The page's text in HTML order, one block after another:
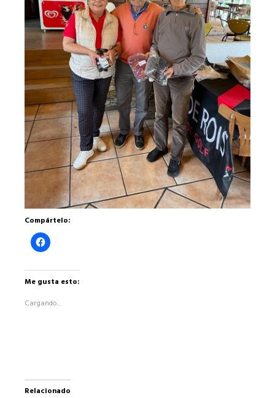
Compártelo:
Haz
clic
en
Facebook
en
Me gusta esto:
Cargando...
Relacionado